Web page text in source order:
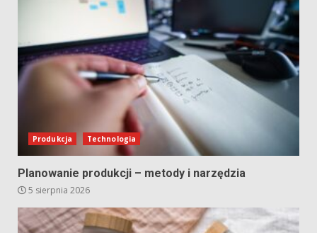
Produkcja Technologia
Planowanie produkcji – metody i narzędzia
5 sierpnia 2026